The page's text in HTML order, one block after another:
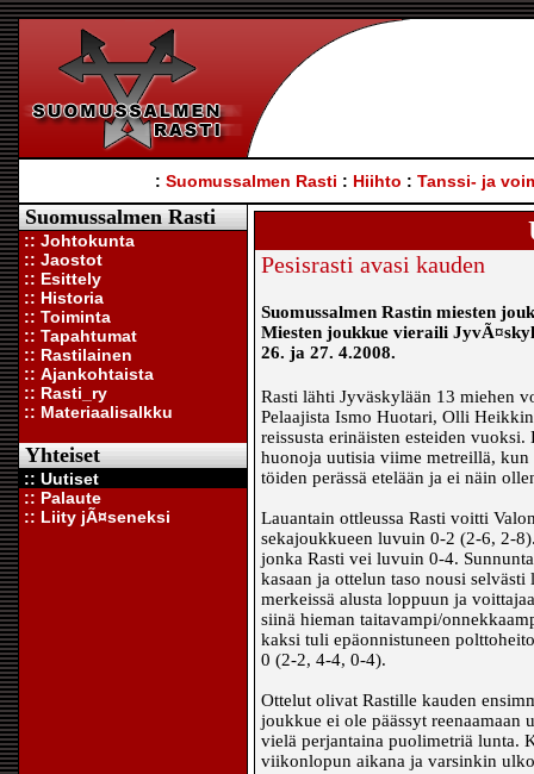
: Suomussalmen Rasti : Hiihto : Tanssi- ja
Suomussalmen Rasti
:: Johtokunta
:: Jaostot
:: Esittely
:: Historia
:: Toiminta
:: Tapahtumat
:: Rastilainen
:: Ajankohtaista
:: Rasti_ry
:: Materiaalisalkku
Yhteiset
:: Uutiset
:: Palaute
:: Liity jÃ¤seneksi
Pesisrasti avasi kauden
Suomussalmen Rastin miesten
Miesten joukkue vieraili
26. ja 27. 4.2008.
Rasti lähti Jyväskylään 13 miehen
Pelaajista Ismo Huotari, Olli
reissusta erinäisten esteiden
huonoja uutisia viime metreillä,
töiden perässä etelään ja ei näin
Lauantain ottleussa Rasti voitti
sekajoukkueen luvuin 0-2 (2-6, 2-
jonka Rasti vei luvuin 0-4.
kasaan ja ottelun taso nousi selvästi
merkeissä alusta loppuun ja
siinä hieman taitavampi/
kaksi tuli epäonnistuneen
0 (2-2, 4-4, 0-4).
Ottelut olivat Rastille kauden
joukkue ei ole päässyt reenaamaan
vielä perjantaina puolimetriä lunta.
viikonlopun aikana ja varsinkin